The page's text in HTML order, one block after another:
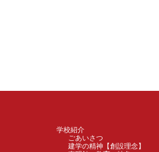
学校紹介
ごあいさつ
建学の精神【創設理念】